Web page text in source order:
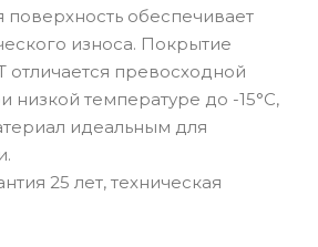
поверхность обеспечивает
износа. Покрытие
отличается превосходной
низкой температуре до -15°С,
идеальным для
25 лет, техническая